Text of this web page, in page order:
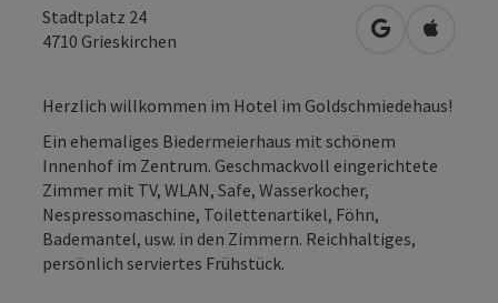
Stadtplatz 24
4710 Grieskirchen in Google
in
Herzlich willkommen im Hotel im Goldschmiedehaus!
Ein ehemaliges Biedermeierhaus mit schönem
Innenhof im Zentrum. Geschmackvoll eingerichtete
Zimmer mit TV, WLAN, Safe, Wasserkocher,
Nespressomaschine, Toilettenartikel, Föhn,
Bademantel, usw. in den Zimmern. Reichhaltiges,
persönlich serviertes Frühstück.